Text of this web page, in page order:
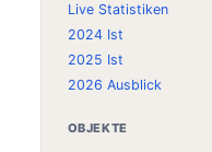
Live Statistiken
2024 Ist
2025 Ist
2026 Ausblick
OBJEKTE